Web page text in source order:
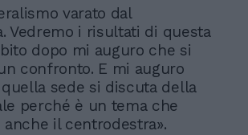
varato dal
Vedremo i risultati di questa
dopo mi auguro che si
confronto. E mi auguro
sede si discuta della
perché è un tema che
il centrodestra».